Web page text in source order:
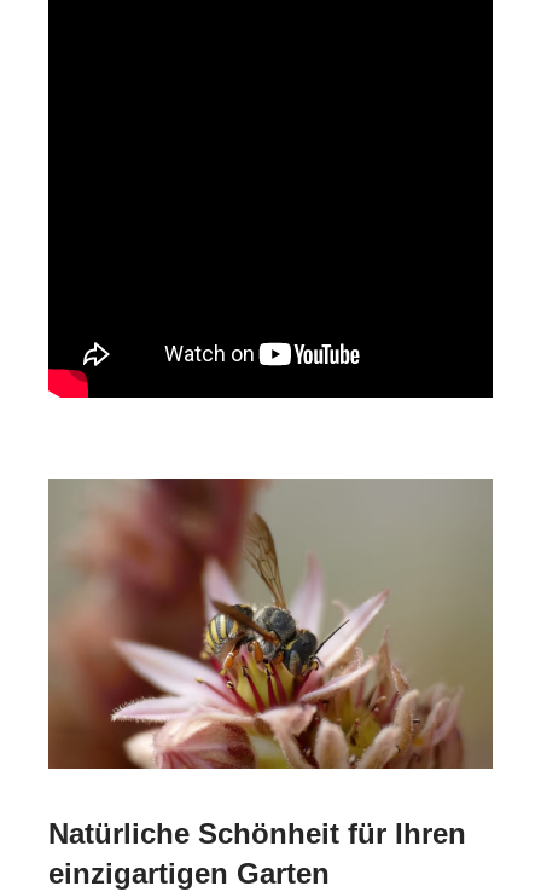
Natürliche Schönheit für Ihren
einzigartigen Garten